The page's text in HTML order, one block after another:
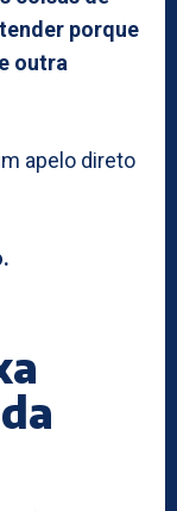
porque
outra
apelo direto